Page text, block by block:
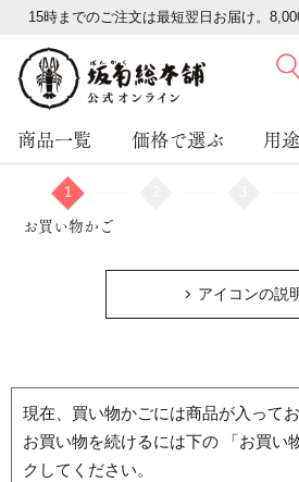
15時までのご注文は最短翌日お届け。
商品一覧 価格で選ぶ 用
1
お買い物かご
アイコンの説
現在、買い物かごには商品が入ってお
お買い物を続けるには下の 「お買い
クしてください。